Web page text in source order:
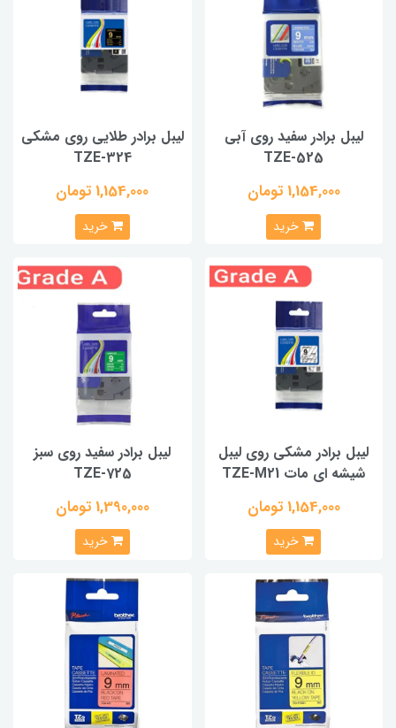
لیبل برادر سفید روی آبی
TZE-525
1,154,000 تومان
خرید
لیبل برادر طلایی روی مشکی
TZE-324
1,154,000 تومان
خرید
لیبل برادر مشکی روی لیبل
شیشه ای مات TZE-M21
1,154,000 تومان
خرید
لیبل برادر سفید روی سبز
TZE-725
1,390,000 تومان
خرید